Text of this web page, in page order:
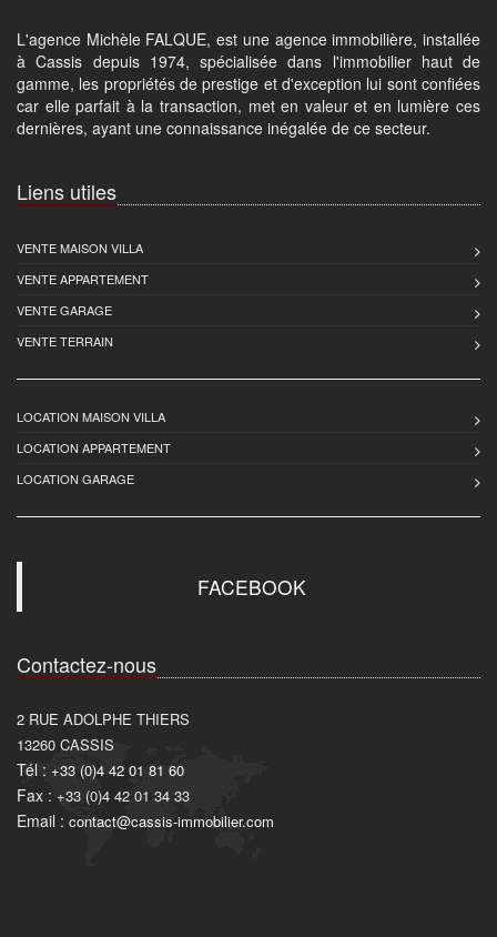
L'agence Michèle FALQUE, est une agence immobilière, installée
à Cassis depuis 1974, spécialisée dans l'immobilier haut de
gamme, les propriétés de prestige et d'exception lui sont confiées
car elle parfait à la transaction, met en valeur et en lumière ces
dernières, ayant une connaissance inégalée de ce secteur.
Liens utiles
VENTE MAISON VILLA
VENTE APPARTEMENT
VENTE GARAGE
VENTE TERRAIN
LOCATION MAISON VILLA
LOCATION APPARTEMENT
LOCATION GARAGE
FACEBOOK
Contactez-nous
2 RUE ADOLPHE THIERS
13260 CASSIS
Tél : +33 (0)4 42 01 81 60
Fax : +33 (0)4 42 01 34 33
Email : contact@cassis-immobilier.com